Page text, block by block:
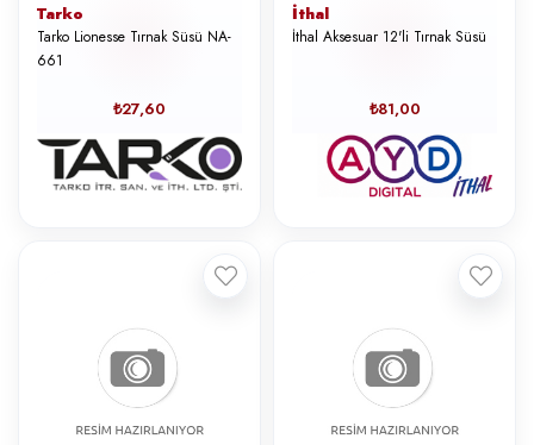
Tarko
Tarko Lionesse Tırnak Süsü NA-
661
₺27,60
İthal
İthal Aksesuar 12'li Tırnak Süsü
₺81,00